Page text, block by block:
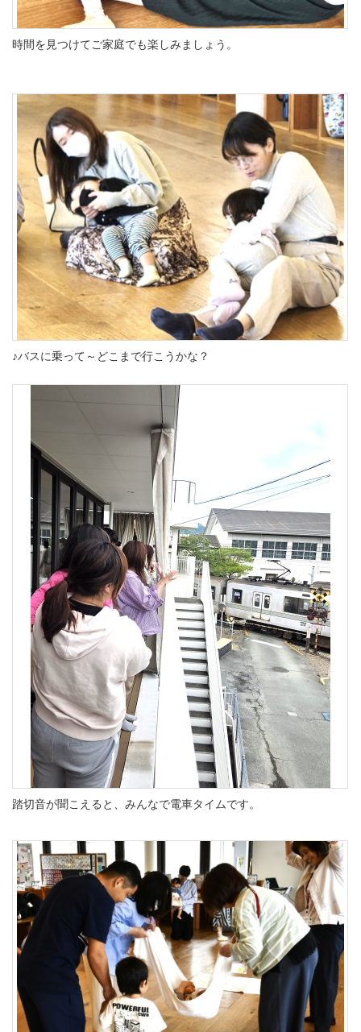
時間を見つけてご家庭でも楽しみましょう。
♪バスに乗って～どこまで行こうかな？
踏切音が聞こえると、みんなで電車タイムです。